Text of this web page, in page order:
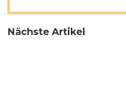
Nächste Artikel